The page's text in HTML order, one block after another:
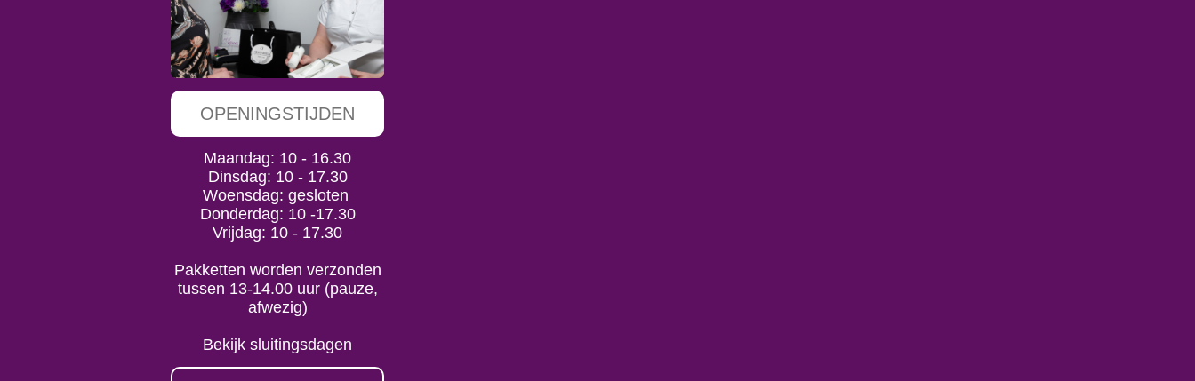
OPENINGSTIJDEN
Maandag: 10 - 16.30
Dinsdag: 10 - 17.30
Woensdag: gesloten
Donderdag: 10 -17.30
Vrijdag: 10 - 17.30
Pakketten worden verzonden
tussen 13-14.00 uur (pauze,
afwezig)
Bekijk sluitingsdagen